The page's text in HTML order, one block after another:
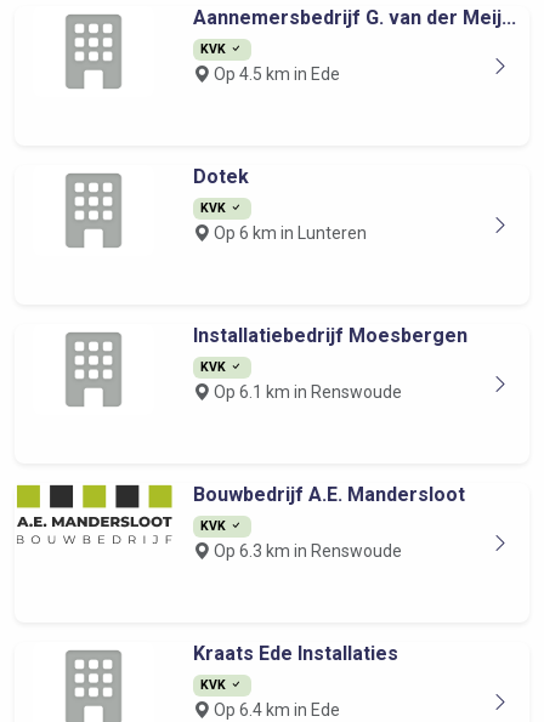
Aannemersbedrijf G. van der Meij...
KVK
Op 4.5 km in Ede
Dotek
KVK
Op 6 km in Lunteren
Installatiebedrijf Moesbergen
KVK
Op 6.1 km in Renswoude
Bouwbedrijf A.E. Mandersloot
KVK
Op 6.3 km in Renswoude
Kraats Ede Installaties
KVK
Op 6.4 km in Ede